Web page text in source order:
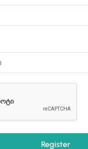
Register